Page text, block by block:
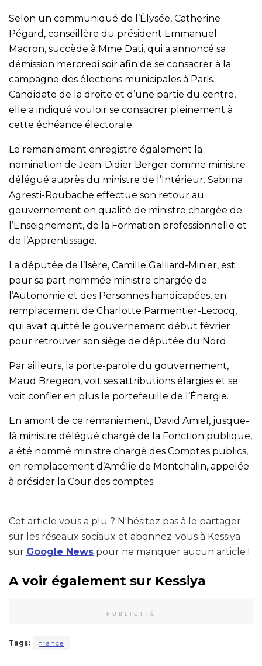
Selon un communiqué de l’Élysée, Catherine
Pégard, conseillère du président Emmanuel
Macron, succède à Mme Dati, qui a annoncé sa
démission mercredi soir afin de se consacrer à la
campagne des élections municipales à Paris.
Candidate de la droite et d’une partie du centre,
elle a indiqué vouloir se consacrer pleinement à
cette échéance électorale.
Le remaniement enregistre également la
nomination de Jean-Didier Berger comme ministre
délégué auprès du ministre de l’Intérieur. Sabrina
Agresti-Roubache effectue son retour au
gouvernement en qualité de ministre chargée de
l’Enseignement, de la Formation professionnelle et
de l’Apprentissage.
La députée de l’Isère, Camille Galliard-Minier, est
pour sa part nommée ministre chargée de
l’Autonomie et des Personnes handicapées, en
remplacement de Charlotte Parmentier-Lecocq,
qui avait quitté le gouvernement début février
pour retrouver son siège de députée du Nord.
Par ailleurs, la porte-parole du gouvernement,
Maud Bregeon, voit ses attributions élargies et se
voit confier en plus le portefeuille de l’Énergie.
En amont de ce remaniement, David Amiel, jusque-
là ministre délégué chargé de la Fonction publique,
a été nommé ministre chargé des Comptes publics,
en remplacement d’Amélie de Montchalin, appelée
à présider la Cour des comptes.
Cet article vous a plu ? N'hésitez pas à le partager
sur les réseaux sociaux et abonnez-vous à Kessiya
sur Google News pour ne manquer aucun article !
A voir également sur Kessiya
PUBLICITÉ
Tags: france